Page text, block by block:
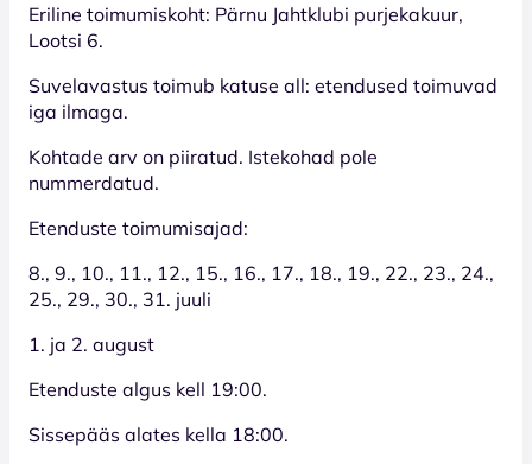
Eriline toimumiskoht: Pärnu Jahtklubi purjekakuur,
Lootsi 6.
Suvelavastus toimub katuse all: etendused toimuvad
iga ilmaga.
Kohtade arv on piiratud. Istekohad pole
nummerdatud.
Etenduste toimumisajad:
8., 9., 10., 11., 12., 15., 16., 17., 18., 19., 22., 23., 24.,
25., 29., 30., 31. juuli
1. ja 2. august
Etenduste algus kell 19:00.
Sissepääs alates kella 18:00.